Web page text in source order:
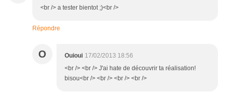
<br /> a tester bientot ;)<br />
Répondre
O Ouioui 17/02/2013 18:56
<br /> <br /> J'ai hate de découvrir ta réalisation!
bisou<br /> <br /> <br /> <br />